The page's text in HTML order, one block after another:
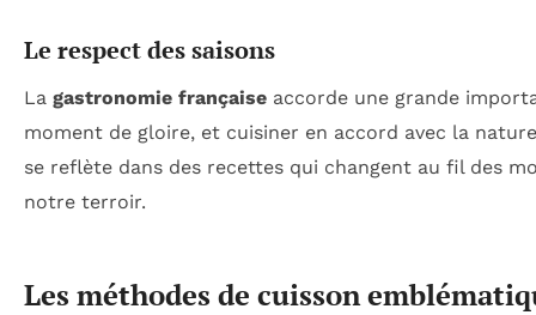
Le respect des saisons
La gastronomie française accorde une grande
moment de gloire, et cuisiner en accord avec la
se reflète dans des recettes qui changent au fil des
notre terroir.
Les méthodes de cuisson